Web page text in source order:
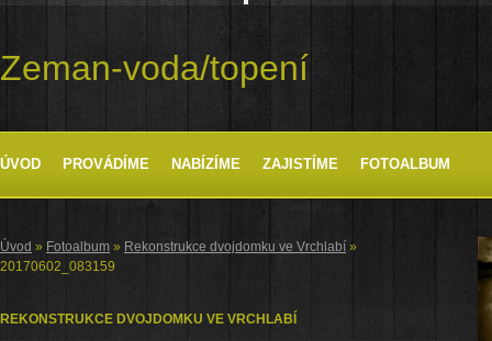
Zeman-voda/topení
ÚVOD PROVÁDÍME NABÍZÍME ZAJISTÍME FOTOALBUM
Úvod » Fotoalbum » Rekonstrukce dvojdomku ve Vrchlabí »
20170602_083159
REKONSTRUKCE DVOJDOMKU VE VRCHLABÍ